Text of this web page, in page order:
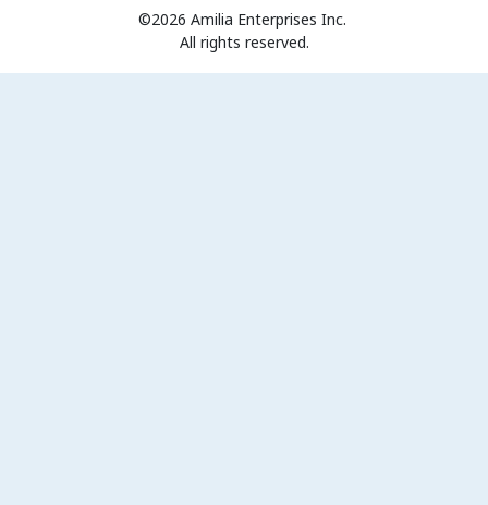
©2026 Amilia Enterprises Inc.
All rights reserved.